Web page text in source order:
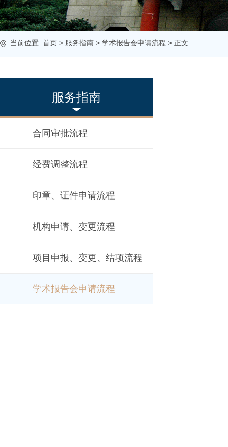
当前位置: 首页 > 服务指南 > 学术报告会申请流程 > 正文
服务指南
合同审批流程
经费调整流程
印章、证件申请流程
机构申请、变更流程
项目申报、变更、结项流程
学术报告会申请流程